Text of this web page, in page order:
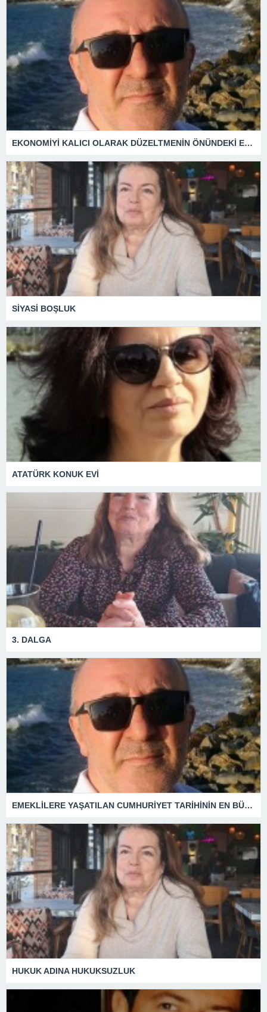
EKONOMİYİ KALICI OLARAK DÜZELTMENİN ÖNÜNDEKİ EN BÜYÜK ENGEL !
SİYASİ BOŞLUK
ATATÜRK KONUK EVİ
3. DALGA
EMEKLİLERE YAŞATILAN CUMHURİYET TARİHİNİN EN BÜYÜK ZULMÜNÜN DERİN ANALİZİ !
HUKUK ADINA HUKUKSUZLUK